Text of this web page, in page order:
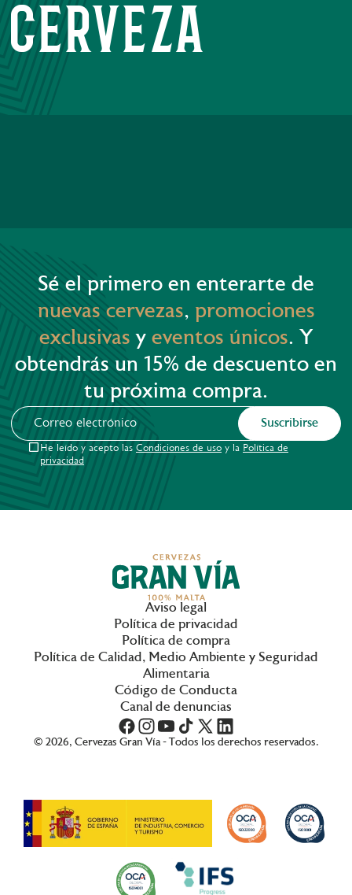
cerveza
Sé el primero en enterarte de
nuevas cervezas, promociones
exclusivas y eventos únicos. Y
obtendrás un 15% de descuento en
tu próxima compra.
Suscribirse
He leído y acepto las Condiciones de uso y la Política de
privacidad
Aviso legal
Política de privacidad
Política de compra
Política de Calidad, Medio Ambiente y Seguridad
Alimentaria
Código de Conducta
Canal de denuncias
© 2026, Cervezas Gran Vía - Todos los derechos reservados.